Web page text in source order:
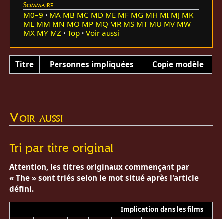
Sommaire
M0–9 MA MB MC MD ME MF MG MH MI MJ MK
ML MM MN MO MP MQ MR MS MT MU MV MW
MX MY MZ Top Voir aussi
Titre Personnes impliquées Copie modèle
Voir aussi
Tri par titre original
Attention, les titres originaux commençant par
« The » sont triés selon le mot situé après l'article
défini.
Implication dans les films